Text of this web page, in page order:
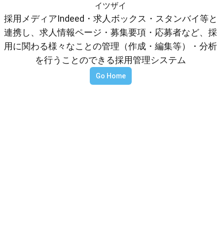
イツザイ
採用メディアIndeed・求人ボックス・スタンバイ等と
連携し、求人情報ページ・募集要項・応募者など、採
用に関わる様々なことの管理（作成・編集等）・分析
を行うことのできる採用管理システム
Go Home